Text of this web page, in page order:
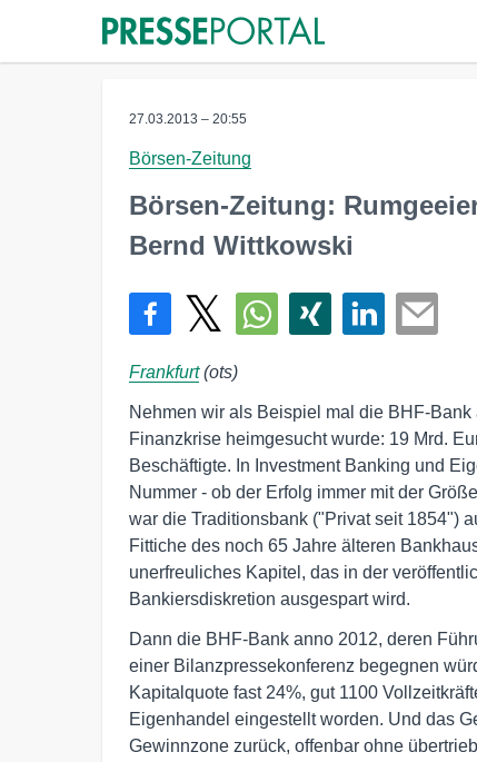
27.03.2013 – 20:55
Börsen-Zeitung
Börsen-Zeitung:
Bernd Wittkowski
Frankfurt(ots)
Nehmen wir als Beispiel mal die BHF-
Finanzkrise heimgesucht wurde: 19 Mrd.
Beschäftigte. In Investment Banking und
Nummer - ob der Erfolg immer mit der
war die Traditionsbank ("Privat seit 1854")
Fittiche des noch 65 Jahre älteren
unerfreuliches Kapitel, das in der
Bankiersdiskretion ausgespart wird.
Dann die BHF-Bank anno 2012, deren
einer Bilanzpressekonferenz begegnen
Kapitalquote fast 24%, gut 1100
Eigenhandel eingestellt worden. Und das
Gewinnzone zurück, offenbar ohne